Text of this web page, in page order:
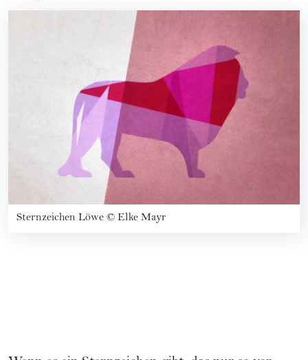
Sternzeichen Löwe © Elke Mayr